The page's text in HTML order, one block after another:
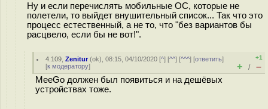
Ну и если перечислять мобильные ОС, которые не
полетели, то выйдет внушительный список... Так что это
процесс естественный, а не то, что "без вариантов бы
расцвело, если бы не вот!".
4.109 ,Zenitur(ok), 08:15, 04/10/2020 [^] [^^] [^^^] [ответить]
[к модератору]
+1
+ / –
MeeGo должен был появиться и на дешёвых
устройствах тоже.